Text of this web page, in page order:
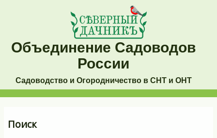
содержанию
Объединение Садоводов
России
Садоводство и Огородничество в СНТ и ОНТ
навигация
Поиск